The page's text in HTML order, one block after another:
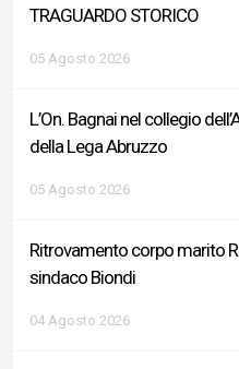
TRAGUARDO STORICO
05 Agosto 2026
L’On. Bagnai nel collegio
della Lega Abruzzo
05 Agosto 2026
Ritrovamento corpo marito
sindaco Biondi
04 Agosto 2026